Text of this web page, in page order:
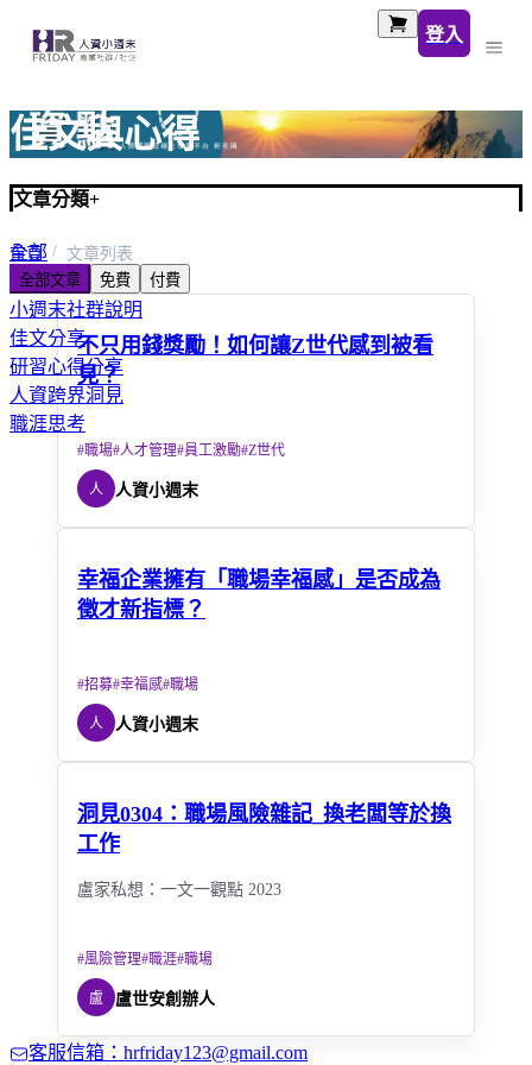
登入
佳文與心得
文章分類+
全部
人資小百科
小週末社群說明
佳文分享
研習心得分享
人資跨界洞見
職涯思考
首頁
文章列表
全部文章
免費 付費
不只用錢獎勵！如何讓Z世代感到被看
見？
#職場#人才管理#員工激勵#Z世代
人 人資小週末
幸福企業擁有「職場幸福感」是否成為
徵才新指標？
#招募#幸福感#職場
人 人資小週末
洞見0304：職場風險雜記_換老闆等於換
工作
盧家私想：一文一觀點 2023
#風險管理#職涯#職場
盧 盧世安創辦人
客服信箱：hrfriday123@gmail.com